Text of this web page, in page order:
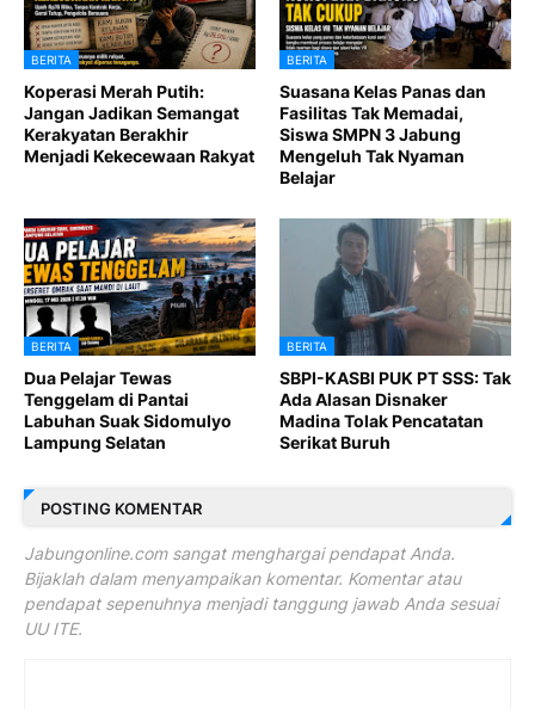
BERITA
Koperasi Merah Putih:
Jangan Jadikan Semangat
Kerakyatan Berakhir
Menjadi Kekecewaan Rakyat
BERITA
Suasana Kelas Panas dan
Fasilitas Tak Memadai,
Siswa SMPN 3 Jabung
Mengeluh Tak Nyaman
Belajar
BERITA
Dua Pelajar Tewas
Tenggelam di Pantai
Labuhan Suak Sidomulyo
Lampung Selatan
BERITA
SBPI-KASBI PUK PT SSS: Tak
Ada Alasan Disnaker
Madina Tolak Pencatatan
Serikat Buruh
POSTING KOMENTAR
Jabungonline.com sangat menghargai pendapat Anda.
Bijaklah dalam menyampaikan komentar. Komentar atau
pendapat sepenuhnya menjadi tanggung jawab Anda sesuai
UU ITE.